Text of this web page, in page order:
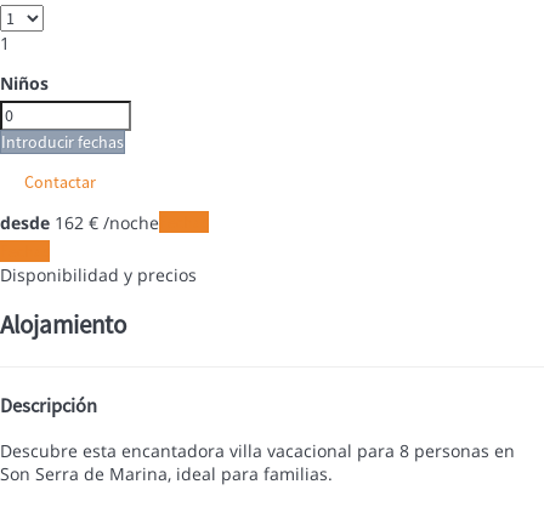
1
Niños
Introducir fechas
Contactar
desde 162 € /noche
Disponibilidad y precios
Alojamiento
Descripción
Descubre esta encantadora villa vacacional para 8 personas en
Son Serra de Marina, ideal para familias.